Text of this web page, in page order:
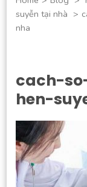
suyễn tại nhà >
nha
cach-
hen-